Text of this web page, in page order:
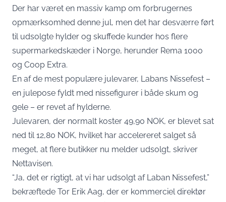
Der har været en massiv kamp om forbrugernes
opmærksomhed denne jul, men det har desværre ført
til udsolgte hylder og skuffede kunder hos flere
supermarkedskæder i Norge, herunder Rema 1000
og Coop Extra.
En af de mest populære julevarer, Labans Nissefest –
en julepose fyldt med nissefigurer i både skum og
gele – er revet af hylderne.
Julevaren, der normalt koster 49,90 NOK, er blevet sat
ned til 12,80 NOK, hvilket har accelereret salget så
meget, at flere butikker nu melder udsolgt, skriver
Nettavisen.
“Ja, det er rigtigt, at vi har udsolgt af Laban Nissefest,”
bekræftede Tor Erik Aag, der er kommerciel direktør